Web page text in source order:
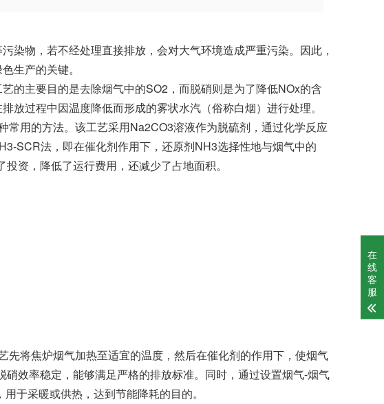
染物，若不经处理直接排放，会对大气环境造成严重污染。因此，
生产的关键。
的主要目的是去除烟气中的SO2，而脱硝则是为了降低NOx的含
过程中因温度降低而形成的雾状水汽（俗称白烟）进行处理。
用的方法。该工艺采用Na2CO3溶液作为脱硫剂，通过化学反应
SCR法，即在催化剂作用下，还原剂NH3选择性地与烟气中的
资，降低了运行费用，还减少了占地面积。
将焦炉烟气加热至适宜的温度，然后在催化剂的作用下，使烟气
效率稳定，能够满足严格的排放标准。同时，通过设置烟气-烟气
于采暖或供热，达到节能降耗的目的。
在
线
客
服